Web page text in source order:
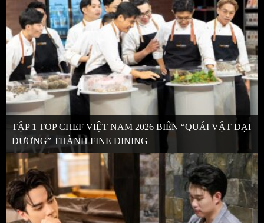
TẬP 1 TOP CHEF VIỆT NAM 2026 BIẾN “QUÁI VẬT ĐẠI
DƯƠNG” THÀNH FINE DINING